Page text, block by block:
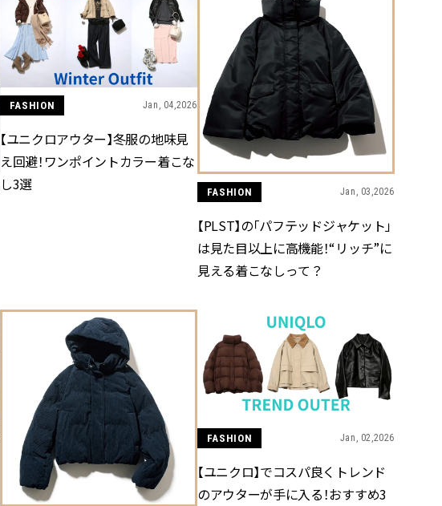
FASHION Jan, 04,2026
【ユニクロアウター】冬服の地味見
え回避！ワンポイントカラー着こな
し3選
FASHION Jan, 03,2026
【PLST】の「パフテッドジャケット」
は見た目以上に高機能！“リッチ”に
見える着こなしって？
FASHION Jan, 02,2026
【ユニクロ】でコスパ良くトレンド
のアウターが手に入る！おすすめ3
夏の深刻なくすみ・色ムラにア
プローチ！【透明感を底上げ】
神コスメ３選 | CLASSY.[クラッシ
ィ]